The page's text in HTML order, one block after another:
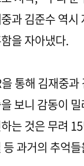
과 김준수 역시
을 자아냈다.
통해 김재중과
보니 감동이
는 것은 무려
등 과거의 추억